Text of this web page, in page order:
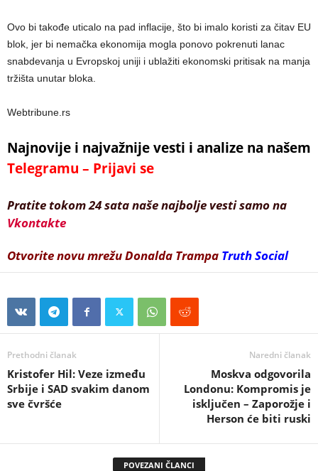
Ovo bi takođe uticalo na pad inflacije, što bi imalo koristi za čitav EU
blok, jer bi nemačka ekonomija mogla ponovo pokrenuti lanac
snabdevanja u Evropskoj uniji i ublažiti ekonomski pritisak na manja
tržišta unutar bloka.
Webtribune.rs
Najnovije i najvažnije vesti i analize na našem
Telegramu – Prijavi se
Pratite tokom 24 sata naše najbolje vesti samo na
Vkontakte
Otvorite novu mrežu Donalda Trampa Truth Social
Prethodni članak
Kristofer Hil: Veze između
Srbije i SAD svakim danom
sve čvršće
Naredni članak
Moskva odgovorila
Londonu: Kompromis je
isključen – Zaporožje i
Herson će biti ruski
POVEZANI ČLANCI